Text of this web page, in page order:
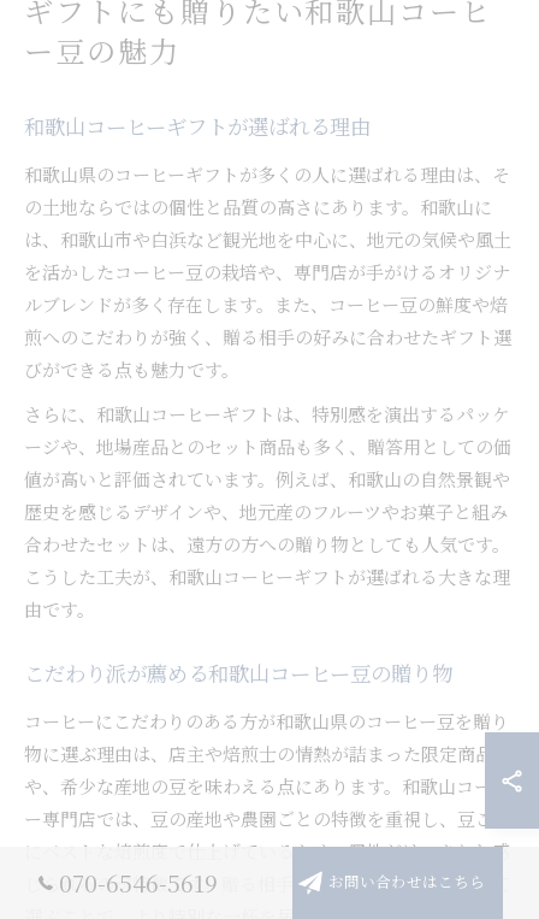
ギフトにも贈りたい和歌山コーヒ
ー豆の魅力
和歌山コーヒーギフトが選ばれる理由
和歌山県のコーヒーギフトが多くの人に選ばれる理由は、そ
の土地ならではの個性と品質の高さにあります。和歌山に
は、和歌山市や白浜など観光地を中心に、地元の気候や風土
を活かしたコーヒー豆の栽培や、専門店が手がけるオリジナ
ルブレンドが多く存在します。また、コーヒー豆の鮮度や焙
煎へのこだわりが強く、贈る相手の好みに合わせたギフト選
びができる点も魅力です。
さらに、和歌山コーヒーギフトは、特別感を演出するパッケ
ージや、地場産品とのセット商品も多く、贈答用としての価
値が高いと評価されています。例えば、和歌山の自然景観や
歴史を感じるデザインや、地元産のフルーツやお菓子と組み
合わせたセットは、遠方の方への贈り物としても人気です。
こうした工夫が、和歌山コーヒーギフトが選ばれる大きな理
由です。
こだわり派が薦める和歌山コーヒー豆の贈り物
コーヒーにこだわりのある方が和歌山県のコーヒー豆を贈り
物に選ぶ理由は、店主や焙煎士の情熱が詰まった限定商品
や、希少な産地の豆を味わえる点にあります。和歌山コーヒ
ー専門店では、豆の産地や農園ごとの特徴を重視し、豆ごと
にベストな焙煎度で仕上げているため、個性がはっきりと感
じられるのが特徴です。贈る相手の好みや飲み方に合わせて
070-6546-5619 お問い合わせはこちら